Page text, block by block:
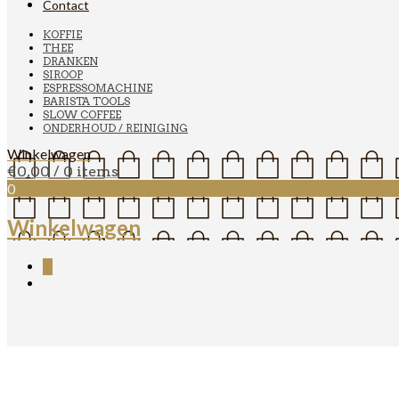
Contact
KOFFIE
THEE
DRANKEN
SIROOP
ESPRESSOMACHINE
BARISTA TOOLS
SLOW COFFEE
ONDERHOUD / REINIGING
Winkelwagen
€0,00 / 0 items
0
Winkelwagen